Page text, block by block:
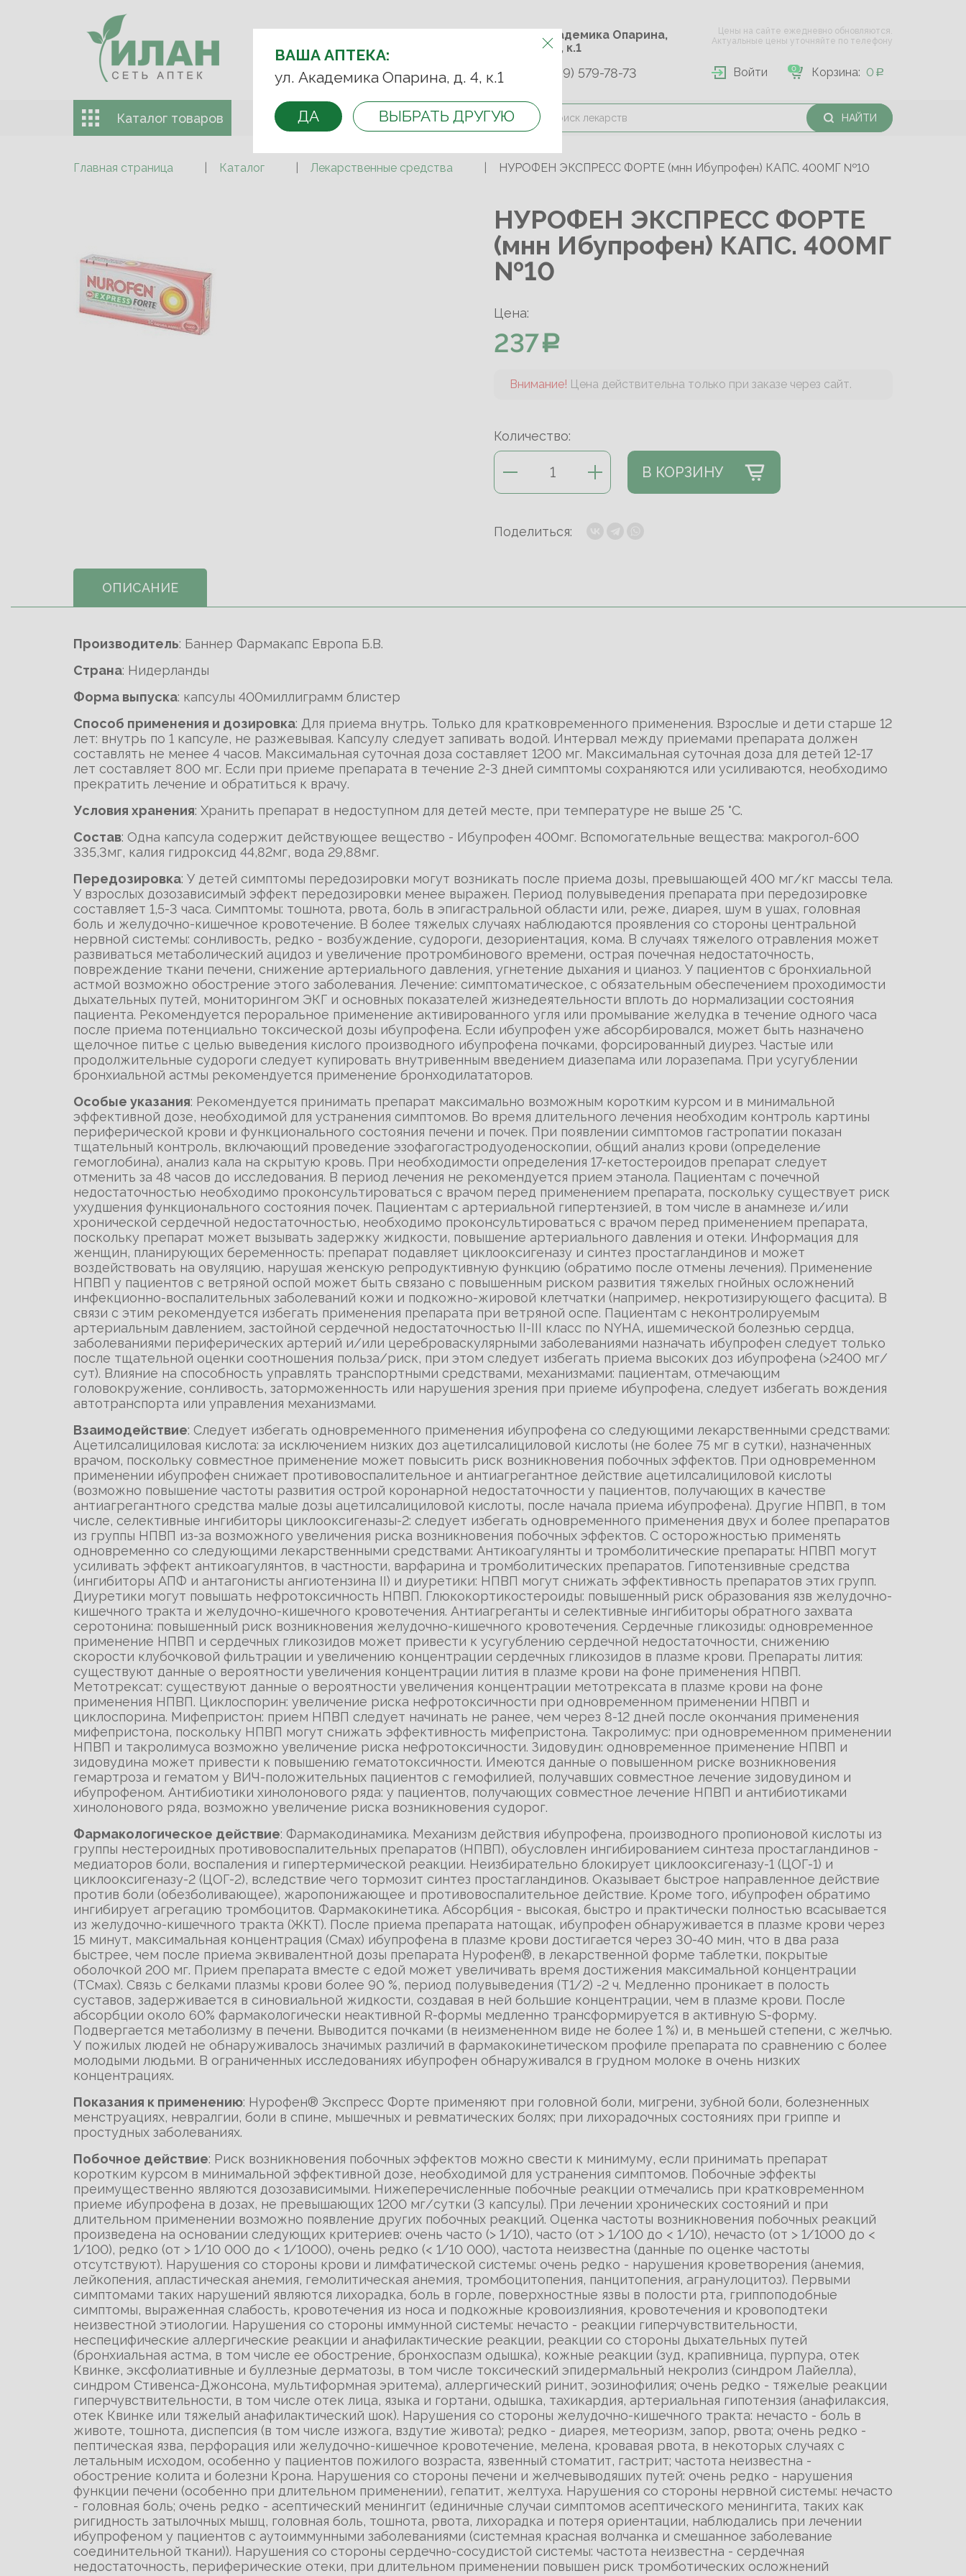
АПТЕКУ:
народов
ул. Академика Опарина,
д. 4, к.1
ВАША АПТЕКА:
ул. Академика Опарина, д. 4, к.1
ДА ВЫБРАТЬ ДРУГУЮ
Цены на сайте ежедневно обновляются.
Актуальные цены уточняйте по телефону
+7 (499) 749-75-92 +7 (499) 749-74-89 +7 (989) 579-78-73 Войти Корзина: 0
0
Каталог товаров Доставка и оплата Контакты Акции НАЙТИ
Главная страница Каталог Лекарственные средства НУРОФЕН ЭКСПРЕСС ФОРТЕ (мнн Ибупрофен) КАПС. 400МГ №10
НУРОФЕН ЭКСПРЕСС ФОРТЕ
(мнн Ибупрофен) КАПС. 400МГ
№10
Цена:
237
Внимание! Цена действительна только при заказе через сайт.
Количество:
В КОРЗИНУ
Поделиться:
ОПИСАНИЕ
Производитель: Баннер Фармакапс Европа Б.В.
Cтрана: Нидерланды
Форма выпуска: капсулы 400миллиграмм блистер
Способ применения и дозировка: Для приема внутрь. Только для кратковременного применения. Взрослые и дети старше 12
лет: внутрь по 1 капсуле, не разжевывая. Капсулу следует запивать водой. Интервал между приемами препарата должен
составлять не менее 4 часов. Максимальная суточная доза составляет 1200 мг. Максимальная суточная доза для детей 12-17
лет составляет 800 мг. Если при приеме препарата в течение 2-3 дней симптомы сохраняются или усиливаются, необходимо
прекратить лечение и обратиться к врачу.
Условия хранения: Хранить препарат в недоступном для детей месте, при температуре не выше 25 °С.
Состав: Одна капсула содержит действующее вещество - Ибупрофен 400мг. Вспомогательные вещества: макрогол-600
335,3мг, калия гидроксид 44,82мг, вода 29,88мг.
Передозировка: У детей симптомы передозировки могут возникать после приема дозы, превышающей 400 мг/кг массы тела.
У взрослых дозозависимый эффект передозировки менее выражен. Период полувыведения препарата при передозировке
составляет 1,5-3 часа. Симптомы: тошнота, рвота, боль в эпигастральной области или, реже, диарея, шум в ушах, головная
боль и желудочно-кишечное кровотечение. В более тяжелых случаях наблюдаются проявления со стороны центральной
нервной системы: сонливость, редко - возбуждение, судороги, дезориентация, кома. В случаях тяжелого отравления может
развиваться метаболический ацидоз и увеличение протромбинового времени, острая почечная недостаточность,
повреждение ткани печени, снижение артериального давления, угнетение дыхания и цианоз. У пациентов с бронхиальной
астмой возможно обострение этого заболевания. Лечение: симптоматическое, с обязательным обеспечением проходимости
дыхательных путей, мониторингом ЭКГ и основных показателей жизнедеятельности вплоть до нормализации состояния
пациента. Рекомендуется пероральное применение активированного угля или промывание желудка в течение одного часа
после приема потенциально токсической дозы ибупрофена. Если ибупрофен уже абсорбировался, может быть назначено
щелочное питье с целью выведения кислого производного ибупрофена почками, форсированный диурез. Частые или
продолжительные судороги следует купировать внутривенным введением диазепама или лоразепама. При усугублении
бронхиальной астмы рекомендуется применение бронходилататоров.
Особые указания: Рекомендуется принимать препарат максимально возможным коротким курсом и в минимальной
эффективной дозе, необходимой для устранения симптомов. Во время длительного лечения необходим контроль картины
периферической крови и функционального состояния печени и почек. При появлении симптомов гастропатии показан
тщательный контроль, включающий проведение эзофагогастродуоденоскопии, общий анализ крови (определение
гемоглобина), анализ кала на скрытую кровь. При необходимости определения 17-кетостероидов препарат следует
отменить за 48 часов до исследования. В период лечения не рекомендуется прием этанола. Пациентам с почечной
недостаточностью необходимо проконсультироваться с врачом перед применением препарата, поскольку существует риск
ухудшения функционального состояния почек. Пациентам с артериальной гипертензией, в том числе в анамнезе и/или
хронической сердечной недостаточностью, необходимо проконсультироваться с врачом перед применением препарата,
поскольку препарат может вызывать задержку жидкости, повышение артериального давления и отеки. Информация для
женщин, планирующих беременность: препарат подавляет циклооксигеназу и синтез простагландинов и может
воздействовать на овуляцию, нарушая женскую репродуктивную функцию (обратимо после отмены лечения). Применение
НПВП у пациентов с ветряной оспой может быть связано с повышенным риском развития тяжелых гнойных осложнений
инфекционно-воспалительных заболеваний кожи и подкожно-жировой клетчатки (например, некротизирующего фасцита). В
связи с этим рекомендуется избегать применения препарата при ветряной оспе. Пациентам с неконтролируемым
артериальным давлением, застойной сердечной недостаточностью II-III класс по NYНА, ишемической болезнью сердца,
заболеваниями периферических артерий и/или цереброваскулярными заболеваниями назначать ибупрофен следует только
после тщательной оценки соотношения польза/риск, при этом следует избегать приема высоких доз ибупрофена (>2400 мг/
сут). Влияние на способность управлять транспортными средствами, механизмами: пациентам, отмечающим
головокружение, сонливость, заторможенность или нарушения зрения при приеме ибупрофена, следует избегать вождения
автотранспорта или управления механизмами.
Взаимодействие: Следует избегать одновременного применения ибупрофена со следующими лекарственными средствами:
Ацетилсалициловая кислота: за исключением низких доз ацетилсалициловой кислоты (не более 75 мг в сутки), назначенных
врачом, поскольку совместное применение может повысить риск возникновения побочных эффектов. При одновременном
применении ибупрофен снижает противовоспалительное и антиагрегантное действие ацетилсалициловой кислоты
(возможно повышение частоты развития острой коронарной недостаточности у пациентов, получающих в качестве
антиагрегантного средства малые дозы ацетилсалициловой кислоты, после начала приема ибупрофена). Другие НПВП, в том
числе, селективные ингибиторы циклооксигеназы-2: следует избегать одновременного применения двух и более препаратов
из группы НПВП из-за возможного увеличения риска возникновения побочных эффектов. С осторожностью применять
одновременно со следующими лекарственными средствами: Антикоагулянты и тромболитические препараты: НПВП могут
усиливать эффект антикоагулянтов, в частности, варфарина и тромболитических препаратов. Гипотензивные средства
(ингибиторы АПФ и антагонисты ангиотензина II) и диуретики: НПВП могут снижать эффективность препаратов этих групп.
Диуретики могут повышать нефротоксичность НПВП. Глюкокортикостероиды: повышенный риск образования язв желудочно-
кишечного тракта и желудочно-кишечного кровотечения. Антиагреганты и селективные ингибиторы обратного захвата
серотонина: повышенный риск возникновения желудочно-кишечного кровотечения. Сердечные гликозиды: одновременное
применение НПВП и сердечных гликозидов может привести к усугублению сердечной недостаточности, снижению
скорости клубочковой фильтрации и увеличению концентрации сердечных гликозидов в плазме крови. Препараты лития:
существуют данные о вероятности увеличения концентрации лития в плазме крови на фоне применения НПВП.
Метотрексат: существуют данные о вероятности увеличения концентрации метотрексата в плазме крови на фоне
применения НПВП. Циклоспорин: увеличение риска нефротоксичности при одновременном применении НПВП и
циклоспорина. Мифепристон: прием НПВП следует начинать не ранее, чем через 8-12 дней после окончания применения
мифепристона, поскольку НПВП могут снижать эффективность мифепристона. Такролимус: при одновременном применении
НПВП и такролимуса возможно увеличение риска нефротоксичности. Зидовудин: одновременное применение НПВП и
зидовудина может привести к повышению гематотоксичности. Имеются данные о повышенном риске возникновения
гемартроза и гематом у ВИЧ-положительных пациентов с гемофилией, получавших совместное лечение зидовудином и
ибупрофеном. Антибиотики хинолонового ряда: у пациентов, получающих совместное лечение НПВП и антибиотиками
хинолонового ряда, возможно увеличение риска возникновения судорог.
Фармакологическое действие: Фармакодинамика. Механизм действия ибупрофена, производного пропионовой кислоты из
группы нестероидных противовоспалительных препаратов (НПВП), обусловлен ингибированием синтеза простагландинов -
медиаторов боли, воспаления и гипертермической реакции. Неизбирательно блокирует циклооксигеназу-1 (ЦОГ-1) и
циклооксигеназу-2 (ЦОГ-2), вследствие чего тормозит синтез простагландинов. Оказывает быстрое направленное действие
против боли (обезболивающее), жаропонижающее и противовоспалительное действие. Кроме того, ибупрофен обратимо
ингибирует агрегацию тромбоцитов. Фармакокинетика. Абсорбция - высокая, быстро и практически полностью всасывается
из желудочно-кишечного тракта (ЖКТ). После приема препарата натощак, ибупрофен обнаруживается в плазме крови через
15 минут, максимальная концентрация (Смах) ибупрофена в плазме крови достигается через 30-40 мин, что в два раза
быстрее, чем после приема эквивалентной дозы препарата Нурофен®, в лекарственной форме таблетки, покрытые
оболочкой 200 мг. Прием препарата вместе с едой может увеличивать время достижения максимальной концентрации
(ТСмах). Связь с белками плазмы крови более 90 %, период полувыведения (Т1/2) -2 ч. Медленно проникает в полость
суставов, задерживается в синовиальной жидкости, создавая в ней большие концентрации, чем в плазме крови. После
абсорбции около 60% фармакологически неактивной R-формы медленно трансформируется в активную S-форму.
Подвергается метаболизму в печени. Выводится почками (в неизмененном виде не более 1 %) и, в меньшей степени, с желчью.
У пожилых людей не обнаруживалось значимых различий в фармакокинетическом профиле препарата по сравнению с более
молодыми людьми. В ограниченных исследованиях ибупрофен обнаруживался в грудном молоке в очень низких
концентрациях.
Показания к применению: Нурофен® Экспресс Форте применяют при головной боли, мигрени, зубной боли, болезненных
менструациях, невралгии, боли в спине, мышечных и ревматических болях; при лихорадочных состояниях при гриппе и
простудных заболеваниях.
Побочное действие: Риск возникновения побочных эффектов можно свести к минимуму, если принимать препарат
коротким курсом в минимальной эффективной дозе, необходимой для устранения симптомов. Побочные эффекты
преимущественно являются дозозависимыми. Нижеперечисленные побочные реакции отмечались при кратковременном
приеме ибупрофена в дозах, не превышающих 1200 мг/сутки (3 капсулы). При лечении хронических состояний и при
длительном применении возможно появление других побочных реакций. Оценка частоты возникновения побочных реакций
произведена на основании следующих критериев: очень часто (> 1/10), часто (от > 1/100 до < 1/10), нечасто (от > 1/1000 до <
1/100), редко (от > 1/10 000 до < 1/1000), очень редко (< 1/10 000), частота неизвестна (данные по оценке частоты
отсутствуют). Нарушения со стороны крови и лимфатической системы: очень редко - нарушения кроветворения (анемия,
лейкопения, апластическая анемия, гемолитическая анемия, тромбоцитопения, панцитопения, агранулоцитоз). Первыми
симптомами таких нарушений являются лихорадка, боль в горле, поверхностные язвы в полости рта, гриппоподобные
симптомы, выраженная слабость, кровотечения из носа и подкожные кровоизлияния, кровотечения и кровоподтеки
неизвестной этиологии. Нарушения со стороны иммунной системы: нечасто - реакции гиперчувствительности,
неспецифические аллергические реакции и анафилактические реакции, реакции со стороны дыхательных путей
(бронхиальная астма, в том числе ее обострение, бронхоспазм одышка), кожные реакции (зуд, крапивница, пурпура, отек
Квинке, эксфолиативные и буллезные дерматозы, в том числе токсический эпидермальный некролиз (синдром Лайелла),
синдром Стивенса-Джонсона, мультиформная эритема), аллергический ринит, эозинофилия; очень редко - тяжелые реакции
гиперчувствительности, в том числе отек лица, языка и гортани, одышка, тахикардия, артериальная гипотензия (анафилаксия,
отек Квинке или тяжелый анафилактический шок). Нарушения со стороны желудочно-кишечного тракта: нечасто - боль в
животе, тошнота, диспепсия (в том числе изжога, вздутие живота); редко - диарея, метеоризм, запор, рвота; очень редко -
пептическая язва, перфорация или желудочно-кишечное кровотечение, мелена, кровавая рвота, в некоторых случаях с
летальным исходом, особенно у пациентов пожилого возраста, язвенный стоматит, гастрит; частота неизвестна -
обострение колита и болезни Крона. Нарушения со стороны печени и желчевыводяших путей: очень редко - нарушения
функции печени (особенно при длительном применении), гепатит, желтуха. Нарушения со стороны нервной системы: нечасто
- головная боль; очень редко - асептический менингит (единичные случаи симптомов асептического менингита, таких как
ригидность затылочных мышц, головная боль, тошнота, рвота, лихорадка и потеря ориентации, наблюдались при лечении
ибупрофеном у пациентов с аутоиммунными заболеваниями (системная красная волчанка и смешанное заболевание
соединительной ткани)). Нарушения со стороны сердечно-сосудистой системы: частота неизвестна - сердечная
недостаточность, периферические отеки, при длительном применении повышен риск тромботических осложнений